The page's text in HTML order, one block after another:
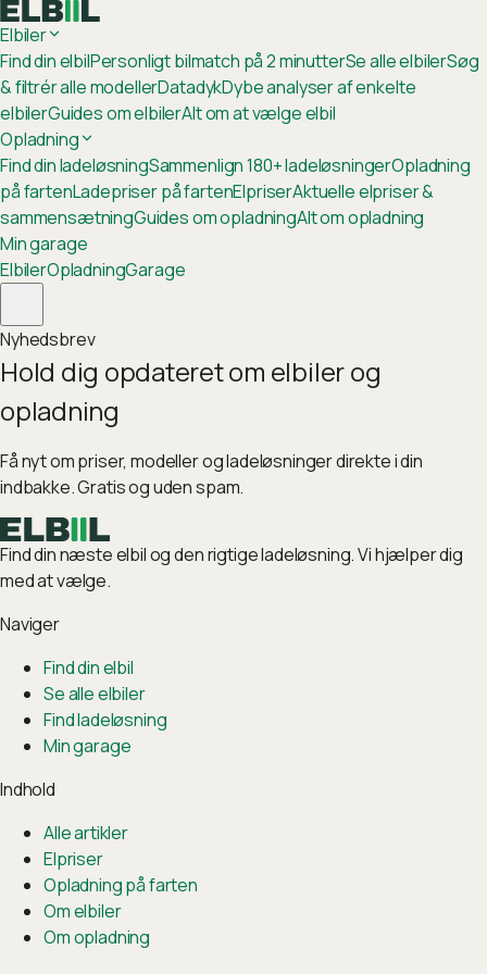
Elbiler
Find din elbilPersonligt bilmatch på 2 minutterSe alle elbilerSøg
& filtrér alle modellerDatadykDybe analyser af enkelte
elbilerGuides om elbilerAlt om at vælge elbil
Opladning
Find din ladeløsningSammenlign 180+ ladeløsningerOpladning
på fartenLadepriser på fartenElpriserAktuelle elpriser &
sammensætningGuides om opladningAlt om opladning
Min garage
ElbilerOpladningGarage
Nyhedsbrev
Hold dig opdateret om elbiler og
opladning
Få nyt om priser, modeller og ladeløsninger direkte i din
indbakke. Gratis og uden spam.
Find din næste elbil og den rigtige ladeløsning. Vi hjælper dig
med at vælge.
Naviger
Find din elbil
Se alle elbiler
Find ladeløsning
Min garage
Indhold
Alle artikler
Elpriser
Opladning på farten
Om elbiler
Om opladning